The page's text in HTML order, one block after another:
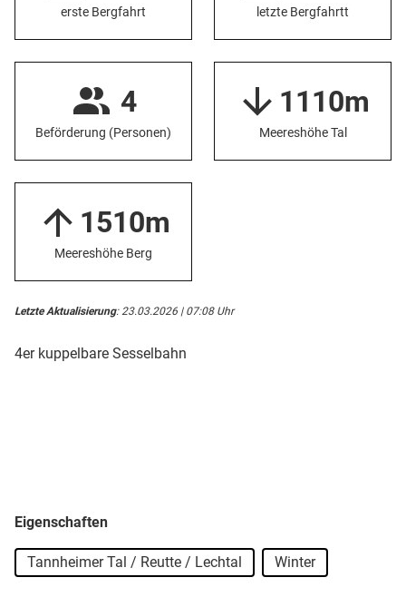
erste Bergfahrt letzte Bergfahrtt
4
Beförderung (Personen)
1110m
Meereshöhe Tal
1510m
Meereshöhe Berg
Letzte Aktualisierung: 23.03.2026 | 07:08 Uhr
4er kuppelbare Sesselbahn
Eigenschaften
Tannheimer Tal / Reutte / Lechtal Winter